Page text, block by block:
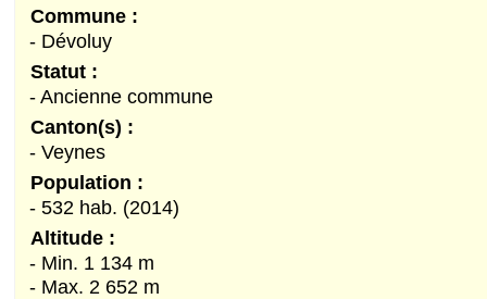
Commune :
- Dévoluy
Statut :
- Ancienne commune
Canton(s) :
- Veynes
Population :
- 532 hab. (2014)
Altitude :
- Min. 1 134 m
- Max. 2 652 m